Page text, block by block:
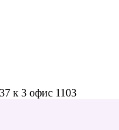
к 3 офис 1103